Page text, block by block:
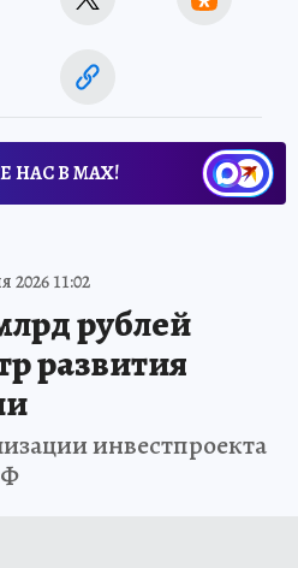
НАС В МАХ!
2026 11:02
рублей
развития
инвестпроекта